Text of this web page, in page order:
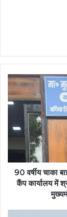
90
वर्षीय
चाका
बाई
सुन
है
जीवन
मधुर
90 वर्षीय चाका
कैंप कार्यालय में